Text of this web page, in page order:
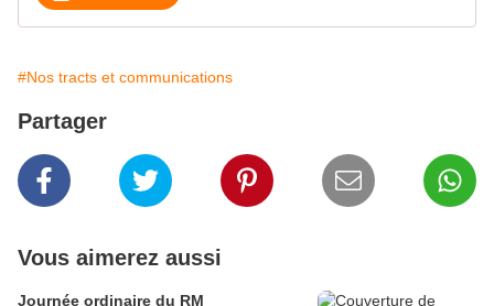
#Nos tracts et communications
Partager
Vous aimerez aussi
Journée ordinaire du RM